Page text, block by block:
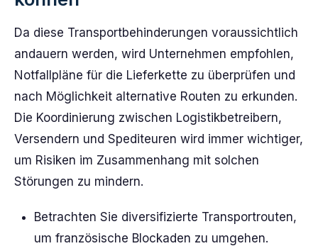
Da diese Transportbehinderungen voraussichtlich
andauern werden, wird Unternehmen empfohlen,
Notfallpläne für die Lieferkette zu überprüfen und
nach Möglichkeit alternative Routen zu erkunden.
Die Koordinierung zwischen Logistikbetreibern,
Versendern und Spediteuren wird immer wichtiger,
um Risiken im Zusammenhang mit solchen
Störungen zu mindern.
Betrachten Sie diversifizierte Transportrouten,
um französische Blockaden zu umgehen.